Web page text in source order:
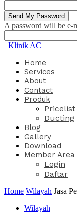
A password will be e-
Klinik AC
Home
Services
About
Contact
Produk
Pricelist
Ducting
Blog
Gallery
Download
Member Area
Login
Daftar
Home Wilayah Jasa
Wilayah